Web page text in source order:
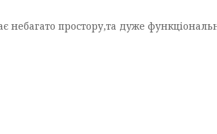
простору,та дуже